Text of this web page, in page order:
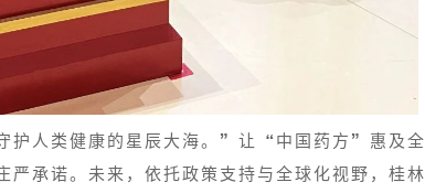
护人类健康的星辰大海。”让“中国药方”惠及
承诺。未来，依托政策支持与全球化视野，桂